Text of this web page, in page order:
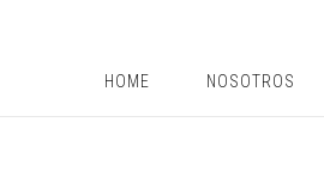
HOME NOSOTROS